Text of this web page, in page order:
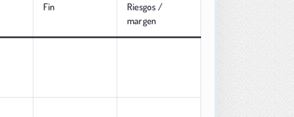
Fin
Riesgos /
margen